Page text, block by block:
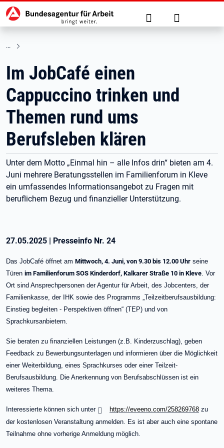
zu den Hauptinhalten springen
Hauptnavigation Suche Anmelden
Im JobCafé einen
Cappuccino trinken und
Themen rund ums
Berufsleben klären
Unter dem Motto „Einmal hin – alle Infos drin“ bieten am 4.
Juni mehrere Beratungsstellen im Familienforum in Kleve
ein umfassendes Informationsangebot zu Fragen mit
beruflichem Bezug und finanzieller Unterstützung.
27.05.2025 | Presseinfo Nr. 24
Das JobCafé öffnet am Mittwoch, 4. Juni, von 9.30 bis 12.00 Uhr seine
Türen im Familienforum SOS Kinderdorf, Kalkarer Straße 10 in Kleve. Vor
Ort sind Ansprechpersonen der Agentur für Arbeit, des Jobcenters, der
Familienkasse, der IHK sowie des Programms „Teilzeitberufsausbildung:
Einstieg begleiten - Perspektiven öffnen“ (TEP) und von
Sprachkursanbietern.
Sie beraten zu finanziellen Leistungen (z.B. Kinderzuschlag), geben
Feedback zu Bewerbungsunterlagen und informieren über die Möglichkeit
einer Weiterbildung, eines Sprachkurses oder einer Teilzeit-
Berufsausbildung. Die Anerkennung von Berufsabschlüssen ist ein
weiteres Thema.
Interessierte können sich unter https://eveeno.com/258269768 zu
der kostenlosen Veranstaltung anmelden. Es ist aber auch eine spontane
Teilnahme ohne vorherige Anmeldung möglich.